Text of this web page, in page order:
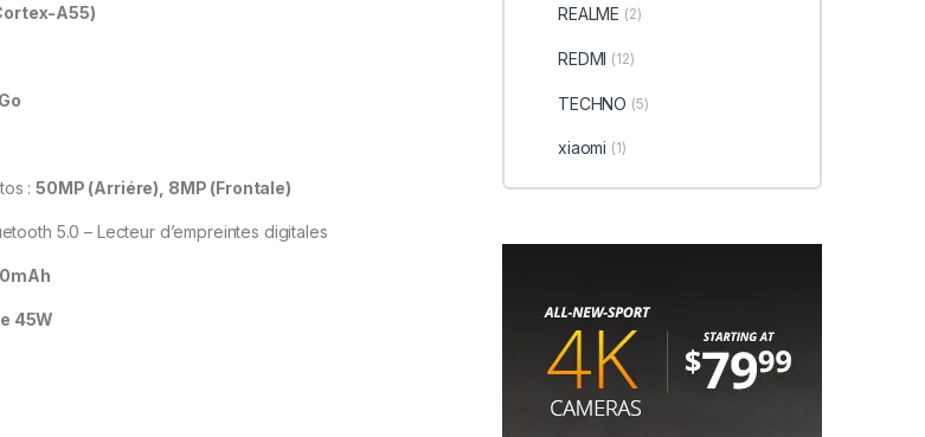
A55)
:50MP (Arriére), 8MP (Frontale)
5.0 – Lecteur d’empreintes digitales
45W
REALME (2)
REDMI (12)
TECHNO (5)
xiaomi (1)